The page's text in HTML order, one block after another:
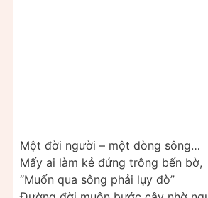
Một đời người – một dòng sông…
Mấy ai làm kẻ đứng trông bến bờ,
“Muốn qua sông phải lụy đò”